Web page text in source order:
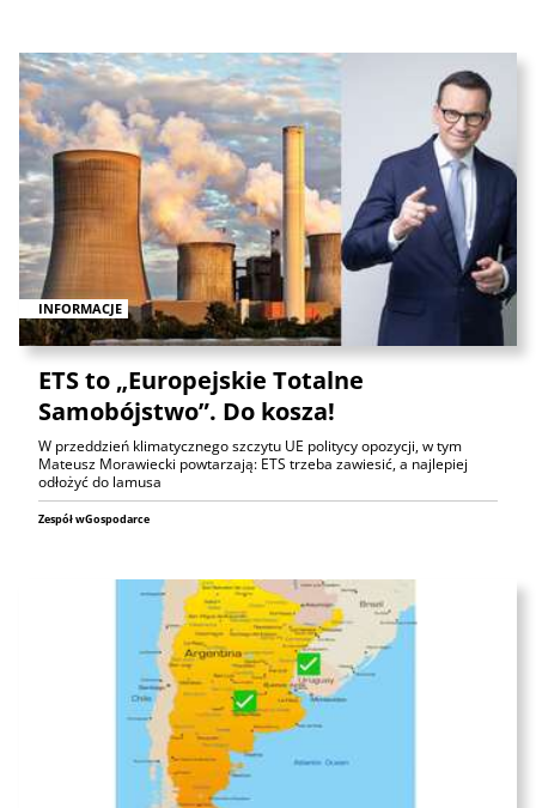
INFORMACJE
ETS to „Europejskie Totalne
Samobójstwo”. Do kosza!
W przeddzień klimatycznego szczytu UE politycy opozycji, w tym
Mateusz Morawiecki powtarzają: ETS trzeba zawiesić, a najlepiej
odłożyć do lamusa
Zespół wGospodarce